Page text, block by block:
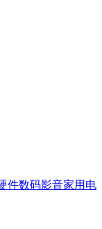
件数码影音家用电